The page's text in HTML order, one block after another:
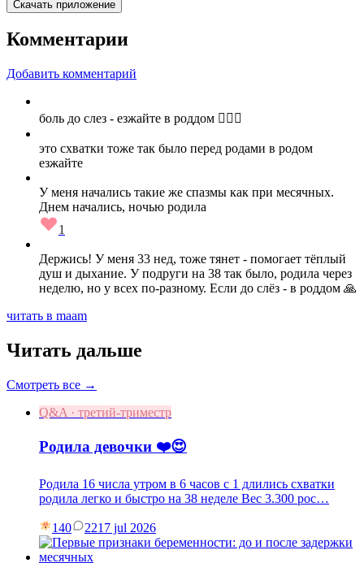
Скачать приложение
Комментарии
Добавить комментарий
боль до слез - езжайте в роддом 🤷🏻‍♀️
это схватки тоже так было перед родами в родом
езжайте
У меня начались такие же спазмы как при месячных.
Днем начались, ночью родила
1
Держись! У меня 33 нед, тоже тянет - помогает тёплый
душ и дыхание. У подруги на 38 так было, родила через
неделю, но у всех по‑разному. Если до слёз - в роддом 🙏
читать в maam
Читать дальше
Смотреть все →
Q&A · третий-триместр
Родила девочки ❤️😍
Родила 16 числа утром в 6 часов с 1 длились схватки
родила легко и быстро на 38 неделе Вес 3.300 рос…
140 2217 jul 2026